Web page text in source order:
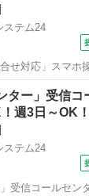
ステム24
せ対応」スマホ
休み 【コメント】 ベル
勤務、短期や長
ター」受信
！週3日～OK
ステム24
受信コールセン